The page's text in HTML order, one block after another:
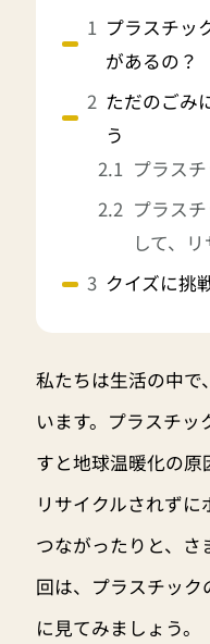
プラスチッ
があるの？
ただのごみ
う
プラス
プラス
して、
クイズに挑
私たちは生活の中で
います。プラスチッ
すと地球温暖化の原
リサイクルされず
つながったりと、さ
回は、プラスチック
に見てみましょう。